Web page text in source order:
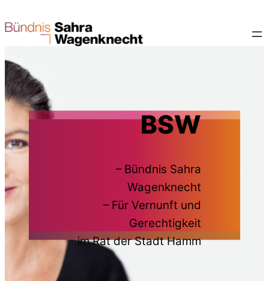
BSW
– Bündnis Sahra
Wagenknecht
– Für Vernunft und
Gerechtigkeit
im Rat der Stadt Hamm